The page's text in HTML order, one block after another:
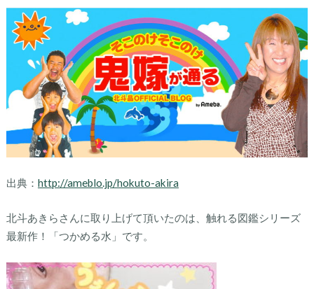
出典： http://ameblo.jp/hokuto-akira
北斗あきらさんに取り上げて頂いたのは、触れる図鑑シリーズ
最新作！「つかめる水」です。